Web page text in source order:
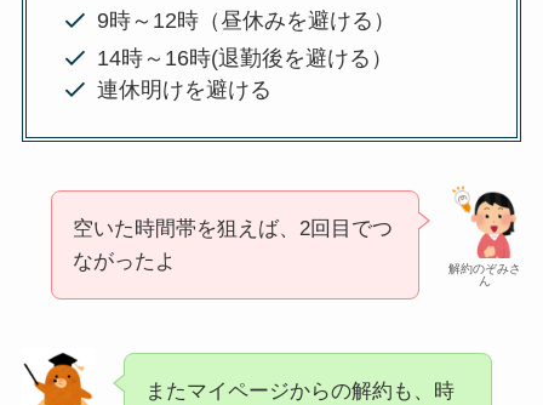
9時～12時（昼休みを避ける）
14時～16時(退勤後を避ける）
連休明けを避ける
解約のぞみさ
ん
空いた時間帯を狙えば、2回目でつ
ながったよ
またマイページからの解約も、時